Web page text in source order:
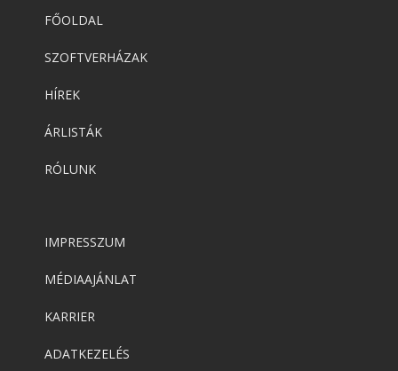
FŐOLDAL
SZOFTVERHÁZAK
HÍREK
ÁRLISTÁK
RÓLUNK
IMPRESSZUM
MÉDIAAJÁNLAT
KARRIER
ADATKEZELÉS